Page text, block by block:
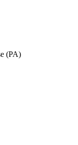
(PA)